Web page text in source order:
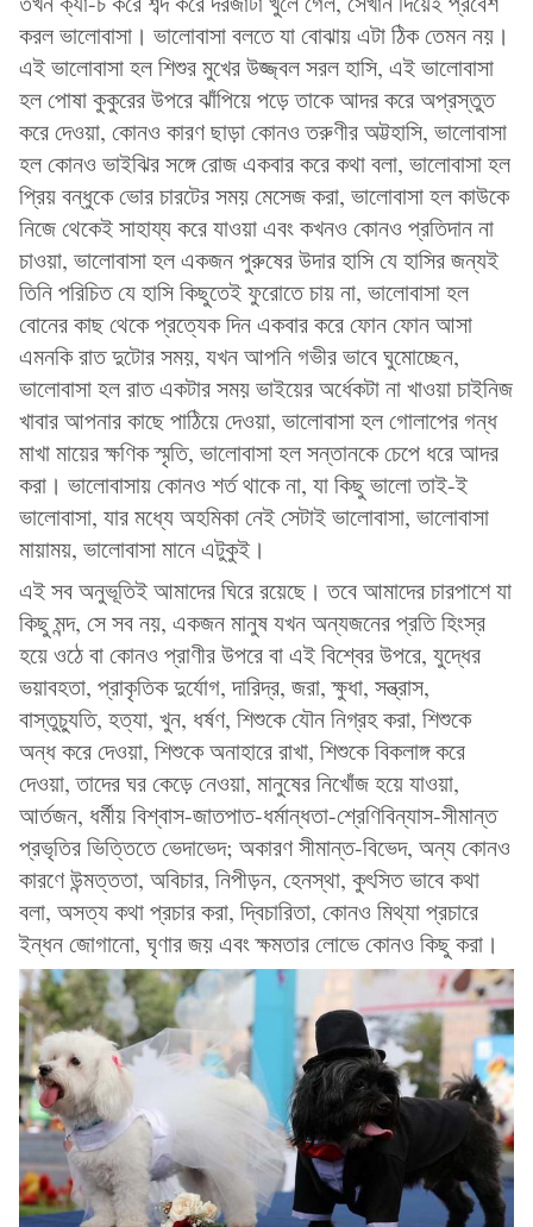
করল ভালোবাসা। ভালোবাসা বলতে যা বোঝায় এটা ঠিক তেমন নয়।
এই ভালোবাসা হল শিশুর মুখের উজ্জ্বল সরল হাসি, এই ভালোবাসা
হল পোষা কুকুরের উপরে ঝাঁপিয়ে পড়ে তাকে আদর করে অপ্রস্তুত
করে দেওয়া, কোনও কারণ ছাড়া কোনও তরুণীর অট্টহাসি, ভালোবাসা
হল কোনও ভাইঝির সঙ্গে রোজ একবার করে কথা বলা, ভালোবাসা হল
প্রিয় বন্ধুকে ভোর চারটের সময় মেসেজ করা, ভালোবাসা হল কাউকে
নিজে থেকেই সাহায্য করে যাওয়া এবং কখনও কোনও প্রতিদান না
চাওয়া, ভালোবাসা হল একজন পুরুষের উদার হাসি যে হাসির জন্যই
তিনি পরিচিত যে হাসি কিছুতেই ফুরোতে চায় না, ভালোবাসা হল
বোনের কাছ থেকে প্রত্যেক দিন একবার করে ফোন ফোন আসা
এমনকি রাত দুটোর সময়, যখন আপনি গভীর ভাবে ঘুমোচ্ছেন,
ভালোবাসা হল রাত একটার সময় ভাইয়ের অর্ধেকটা না খাওয়া চাইনিজ
খাবার আপনার কাছে পাঠিয়ে দেওয়া, ভালোবাসা হল গোলাপের গন্ধ
মাখা মায়ের ক্ষণিক স্মৃতি, ভালোবাসা হল সন্তানকে চেপে ধরে আদর
করা। ভালোবাসায় কোনও শর্ত থাকে না, যা কিছু ভালো তাই-ই
ভালোবাসা, যার মধ্যে অহমিকা নেই সেটাই ভালোবাসা, ভালোবাসা
মায়াময়, ভালোবাসা মানে এটুকুই।
এই সব অনুভূতিই আমাদের ঘিরে রয়েছে। তবে আমাদের চারপাশে যা
কিছু মন্দ, সে সব নয়, একজন মানুষ যখন অন্যজনের প্রতি হিংস্র
হয়ে ওঠে বা কোনও প্রাণীর উপরে বা এই বিশ্বের উপরে, যুদ্ধের
ভয়াবহতা, প্রাকৃতিক দুর্যোগ, দারিদ্র, জরা, ক্ষুধা, সন্ত্রাস,
বাস্তুচ্যুতি, হত্যা, খুন, ধর্ষণ, শিশুকে যৌন নিগ্রহ করা, শিশুকে
অন্ধ করে দেওয়া, শিশুকে অনাহারে রাখা, শিশুকে বিকলাঙ্গ করে
দেওয়া, তাদের ঘর কেড়ে নেওয়া, মানুষের নিখোঁজ হয়ে যাওয়া,
আর্তজন, ধর্মীয় বিশ্বাস-জাতপাত-ধর্মান্ধতা-শ্রেণিবিন্যাস-সীমান্ত
প্রভৃতির ভিত্তিতে ভেদাভেদ; অকারণ সীমান্ত-বিভেদ, অন্য কোনও
কারণে উন্মত্ততা, অবিচার, নিপীড়ন, হেনস্থা, কুৎসিত ভাবে কথা
বলা, অসত্য কথা প্রচার করা, দ্বিচারিতা, কোনও মিথ্যা প্রচারে
ইন্ধন জোগানো, ঘৃণার জয় এবং ক্ষমতার লোভে কোনও কিছু করা।